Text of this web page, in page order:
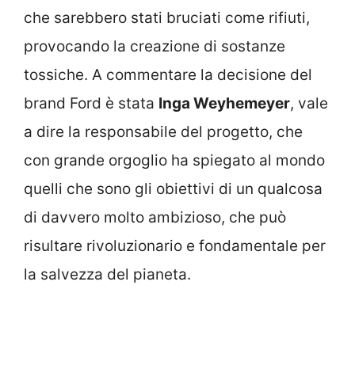
che sarebbero stati bruciati come rifiuti,
provocando la creazione di sostanze
tossiche. A commentare la decisione del
brand Ford è stata Inga Weyhemeyer, vale
a dire la responsabile del progetto, che
con grande orgoglio ha spiegato al mondo
quelli che sono gli obiettivi di un qualcosa
di davvero molto ambizioso, che può
risultare rivoluzionario e fondamentale per
la salvezza del pianeta.